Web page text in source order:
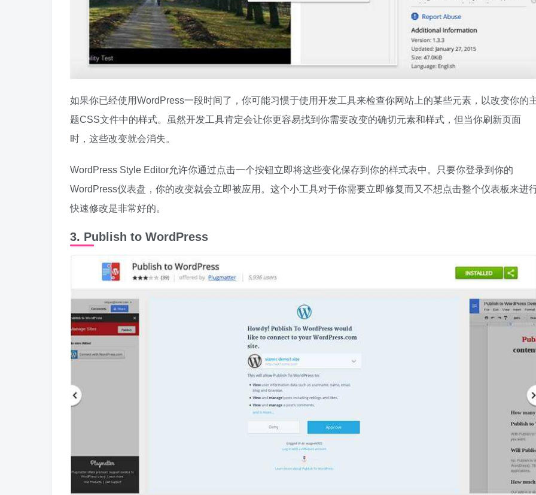
如果你已经使用WordPress一段时间了，你可能习惯于使用开发工具来检查你网站上的某些元素，以改变你的
题CSS文件中的样式。虽然开发工具肯定会让你更容易找到你需要改变的确切元素和样式，但当你刷新页面
时，这些改变就会消失。
WordPress Style Editor允许你通过点击一个按钮立即将这些变化保存到你的样式表中。只要你登录到你的
WordPress仪表盘，你的改变就会立即被应用。这个小工具对于你需要立即修复而又不想点击整个仪表板来进
快速修改是非常好的。
3. Publish to WordPress